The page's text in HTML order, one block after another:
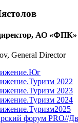
АО «ФПК»
General Director
2022
2023
2024
форум PRO//